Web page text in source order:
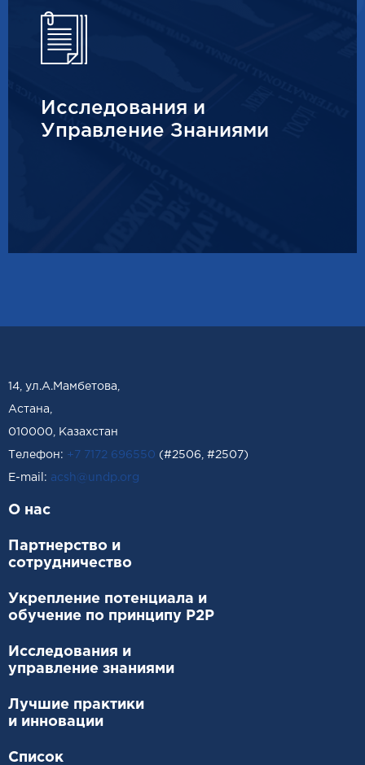
Исследования и
Управление Знаниями
14, ул.А.Мамбетова,
Астана,
010000, Казахстан
Телефон: +7 7172 696550 (#2506, #2507)
Е-mail: acsh@undp.org
О нас
Партнерство и
сотрудничество
Укрепление потенциала и
обучение по принципу P2P
Исследования и
управление знаниями
Лучшие практики
и инновации
Список